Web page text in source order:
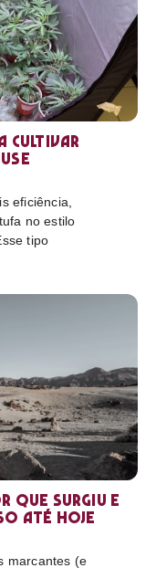
cultivar
eficiência,
no estilo
tipo
que surgiu e
até hoje
marcantes (e